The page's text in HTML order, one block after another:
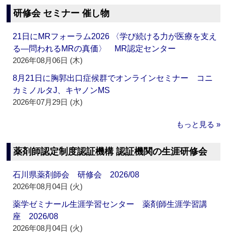
研修会 セミナー 催し物
21日にMRフォーラム2026 〈学び続ける力が医療を支え
る―問われるMRの真価〉 MR認定センター
2026年08月06日 (木)
8月21日に胸郭出口症候群でオンラインセミナー コニ
カミノルタJ、キヤノンMS
2026年07月29日 (水)
もっと見る »
薬剤師認定制度認証機構 認証機関の生涯研修会
石川県薬剤師会 研修会 2026/08
2026年08月04日 (火)
薬学ゼミナール生涯学習センター 薬剤師生涯学習講
座 2026/08
2026年08月04日 (火)